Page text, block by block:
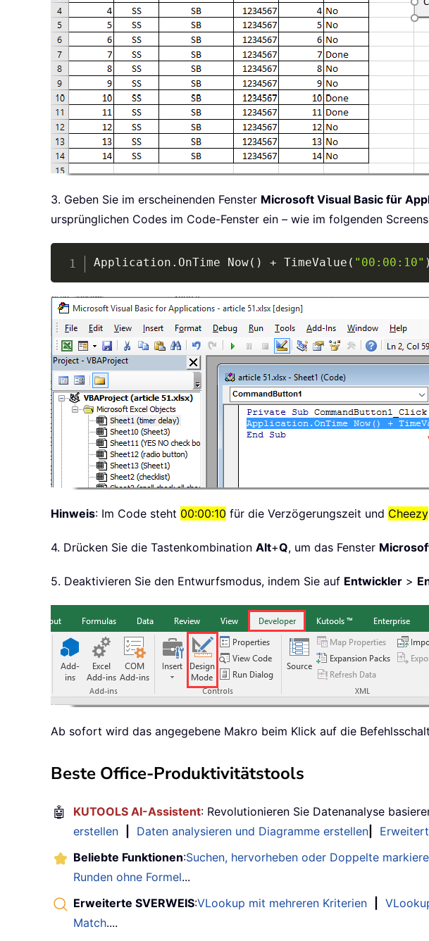
3. Geben Sie im erscheinenden Fenster Microsoft Visual Basic für
ursprünglichen Codes im Code-Fenster ein – wie im folgenden
Application . OnTime Now( ) + TimeValue ( "00:00:10" )
Hinweis: Im Code steht 00:00:10 für die Verzögerungszeit und Cheezy
4. Drücken Sie die Tastenkombination Alt+Q, um das Fenster
5. Deaktivieren Sie den Entwurfsmodus, indem Sie auf Entwickler >
Ab sofort wird das angegebene Makro beim Klick auf die
Beste Office-Produktivitätstools
🤖 KUTOOLS AI-Assistent: Revolutionieren Sie Datenanalyse
erstellen
Daten analysieren und Diagramme erstellen
Beliebte Funktionen:Suchen, hervorheben oder Doppelte
Runden ohne Formel...
Erweiterte SVERWEIS:VLookup mit mehreren Kriterien
Match....